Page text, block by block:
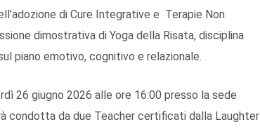
di Cure Integrative e Terapie Non
dimostrativa di Yoga della Risata, disciplina
piano emotivo, cognitivo e relazionale.
26 giugno 2026 alle ore 16:00 presso la sede
condotta da due Teacher certificati dalla Laughter